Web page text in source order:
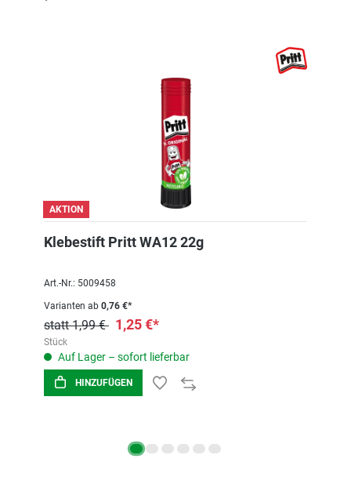
AKTION
Klebestift Pritt WA12 22g
Art.-Nr.: 5009458
Varianten ab 0,76 €*
statt 1,99 € 1,25 €*
Stück
Auf Lager – sofort lieferbar
HINZUFÜGEN